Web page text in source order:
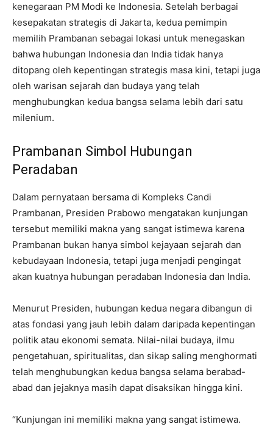
kenegaraan PM Modi ke Indonesia. Setelah berbagai
kesepakatan strategis di Jakarta, kedua pemimpin
memilih Prambanan sebagai lokasi untuk menegaskan
bahwa hubungan Indonesia dan India tidak hanya
ditopang oleh kepentingan strategis masa kini, tetapi juga
oleh warisan sejarah dan budaya yang telah
menghubungkan kedua bangsa selama lebih dari satu
milenium.
Prambanan Simbol Hubungan
Peradaban
Dalam pernyataan bersama di Kompleks Candi
Prambanan, Presiden Prabowo mengatakan kunjungan
tersebut memiliki makna yang sangat istimewa karena
Prambanan bukan hanya simbol kejayaan sejarah dan
kebudayaan Indonesia, tetapi juga menjadi pengingat
akan kuatnya hubungan peradaban Indonesia dan India.
Menurut Presiden, hubungan kedua negara dibangun di
atas fondasi yang jauh lebih dalam daripada kepentingan
politik atau ekonomi semata. Nilai-nilai budaya, ilmu
pengetahuan, spiritualitas, dan sikap saling menghormati
telah menghubungkan kedua bangsa selama berabad-
abad dan jejaknya masih dapat disaksikan hingga kini.
“Kunjungan ini memiliki makna yang sangat istimewa.